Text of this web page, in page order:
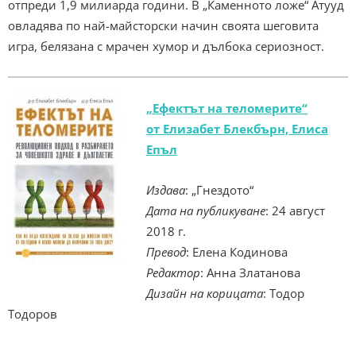
отпреди 1,9 милиарда години. В „Каменното ложе“ Атууд
овладява по най-майсторски начин своята шеговита
игра, белязана с мрачен хумор и дълбока сериозност.
„Ефектът на теломерите“
от Елизабет Блекбърн, Елиса
Епъл
Издава: „Гнездото“
Дата на публикуване: 24 август
2018 г.
Превод: Елена Кодинова
Редактор: Анна Златанова
Дизайн на корицата: Тодор
Тодоров